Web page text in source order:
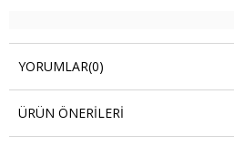
YORUMLAR(0)
ÜRÜN ÖNERILERI